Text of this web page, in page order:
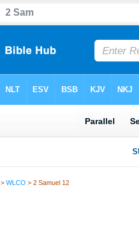
>WLCO > 2 Samuel 12